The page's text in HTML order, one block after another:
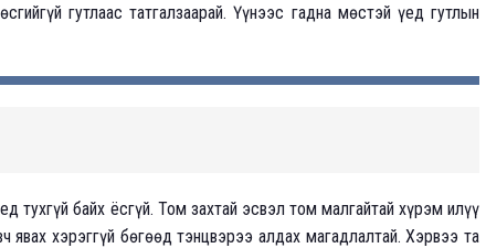
гутлаас татгалзаарай. Үүнээс гадна мөстэй үед гутлын
тухгүй байх ёсгүй. Том захтай эсвэл том малгайтай хүрэм илүү
явах хэрэггүй бөгөөд тэнцвэрээ алдах магадлалтай. Хэрвээ та